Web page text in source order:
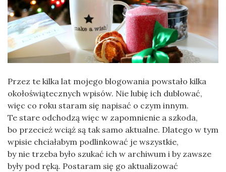
Przez te kilka lat mojego blogowania powstało kilka
okołoświątecznych wpisów. Nie lubię ich dublować,
więc co roku staram się napisać o czym innym.
Te stare odchodzą więc w zapomnienie a szkoda,
bo przecież wciąż są tak samo aktualne. Dlatego w tym
wpisie chciałabym podlinkować je wszystkie,
by nie trzeba było szukać ich w archiwum i by zawsze
były pod ręką. Postaram się go aktualizować